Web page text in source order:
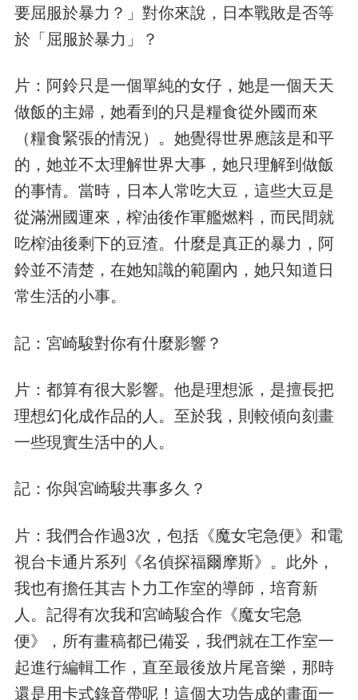
要屈服於暴力？」對你來說，日本戰敗是否等
於「屈服於暴力」？
片：阿鈴只是一個單純的女仔，她是一個天天
做飯的主婦，她看到的只是糧食從外國而來
（糧食緊張的情況）。她覺得世界應該是和平
的，她並不太理解世界大事，她只理解到做飯
的事情。當時，日本人常吃大豆，這些大豆是
從滿洲國運來，榨油後作軍艦燃料，而民間就
吃榨油後剩下的豆渣。什麼是真正的暴力，阿
鈴並不清楚，在她知識的範圍內，她只知道日
常生活的小事。
記：宮崎駿對你有什麼影響？
片：都算有很大影響。他是理想派，是擅長把
理想幻化成作品的人。至於我，則較傾向刻畫
一些現實生活中的人。
記：你與宮崎駿共事多久？
片：我們合作過3次，包括《魔女宅急便》和電
視台卡通片系列《名偵探福爾摩斯》。此外，
我也有擔任其吉卜力工作室的導師，培育新
人。記得有次我和宮崎駿合作《魔女宅急
便》，所有畫稿都已備妥，我們就在工作室一
起進行編輯工作，直至最後放片尾音樂，那時
還是用卡式錄音帶呢！這個大功告成的畫面一